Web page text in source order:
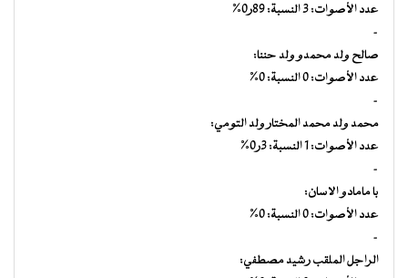
عدد الأصوات: 3 النسبة: 89ر0%
–
صالح ولد محمدو ولد حننا:
عدد الأصوات: 0 النسبة: 0%
–
محمد ولد محمد المختار ولد التومي:
عدد الأصوات: 1 النسبة: 3ر0%
–
با مامادو الاسان:
عدد الأصوات: 0 النسبة: 0%
–
الراجل الملقب رشيد مصطفي: